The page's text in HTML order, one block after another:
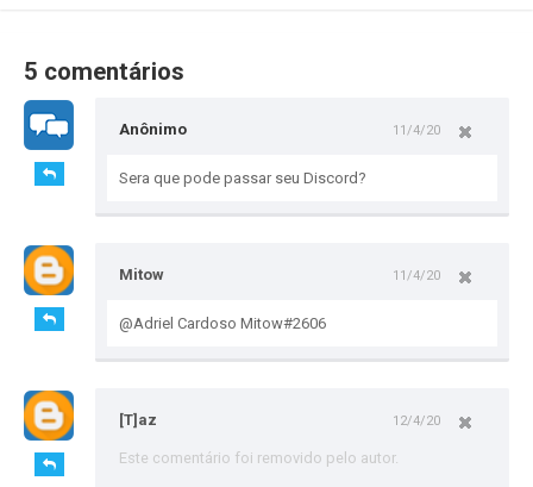
5 comentários
Anônimo 11/4/20
Sera que pode passar seu Discord?
Mitow 11/4/20
@Adriel Cardoso Mitow#2606
[T]az 12/4/20
Este comentário foi removido pelo autor.